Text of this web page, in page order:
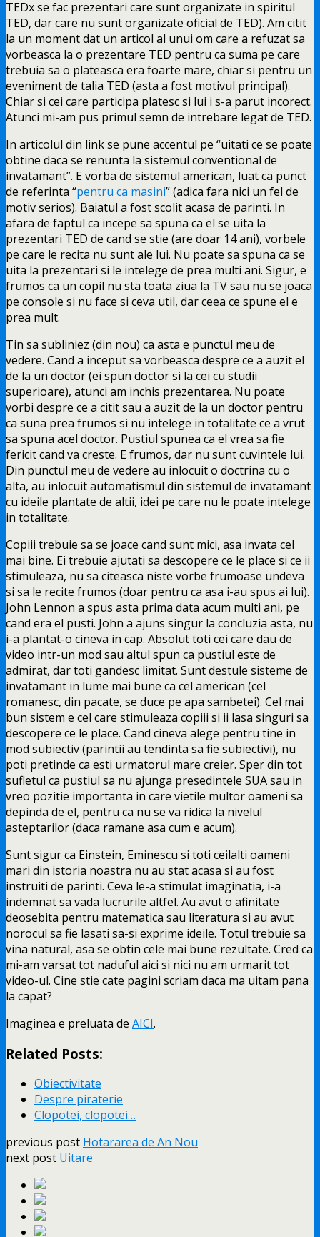
TEDx se fac prezentari care sunt organizate in spiritul
TED, dar care nu sunt organizate oficial de TED). Am citit
la un moment dat un articol al unui om care a refuzat sa
vorbeasca la o prezentare TED pentru ca suma pe care
trebuia sa o plateasca era foarte mare, chiar si pentru un
eveniment de talia TED (asta a fost motivul principal).
Chiar si cei care participa platesc si lui i s-a parut incorect.
Atunci mi-am pus primul semn de intrebare legat de TED.
In articolul din link se pune accentul pe “uitati ce se poate
obtine daca se renunta la sistemul conventional de
invatamant”. E vorba de sistemul american, luat ca punct
de referinta “pentru ca masini” (adica fara nici un fel de
motiv serios). Baiatul a fost scolit acasa de parinti. In
afara de faptul ca incepe sa spuna ca el se uita la
prezentari TED de cand se stie (are doar 14 ani), vorbele
pe care le recita nu sunt ale lui. Nu poate sa spuna ca se
uita la prezentari si le intelege de prea multi ani. Sigur, e
frumos ca un copil nu sta toata ziua la TV sau nu se joaca
pe console si nu face si ceva util, dar ceea ce spune el e
prea mult.
Tin sa subliniez (din nou) ca asta e punctul meu de
vedere. Cand a inceput sa vorbeasca despre ce a auzit el
de la un doctor (ei spun doctor si la cei cu studii
superioare), atunci am inchis prezentarea. Nu poate
vorbi despre ce a citit sau a auzit de la un doctor pentru
ca suna prea frumos si nu intelege in totalitate ce a vrut
sa spuna acel doctor. Pustiul spunea ca el vrea sa fie
fericit cand va creste. E frumos, dar nu sunt cuvintele lui.
Din punctul meu de vedere au inlocuit o doctrina cu o
alta, au inlocuit automatismul din sistemul de invatamant
cu ideile plantate de altii, idei pe care nu le poate intelege
in totalitate.
Copiii trebuie sa se joace cand sunt mici, asa invata cel
mai bine. Ei trebuie ajutati sa descopere ce le place si ce ii
stimuleaza, nu sa citeasca niste vorbe frumoase undeva
si sa le recite frumos (doar pentru ca asa i-au spus ai lui).
John Lennon a spus asta prima data acum multi ani, pe
cand era el pusti. John a ajuns singur la concluzia asta, nu
i-a plantat-o cineva in cap. Absolut toti cei care dau de
video intr-un mod sau altul spun ca pustiul este de
admirat, dar toti gandesc limitat. Sunt destule sisteme de
invatamant in lume mai bune ca cel american (cel
romanesc, din pacate, se duce pe apa sambetei). Cel mai
bun sistem e cel care stimuleaza copiii si ii lasa singuri sa
descopere ce le place. Cand cineva alege pentru tine in
mod subiectiv (parintii au tendinta sa fie subiectivi), nu
poti pretinde ca esti urmatorul mare creier. Sper din tot
sufletul ca pustiul sa nu ajunga presedintele SUA sau in
vreo pozitie importanta in care vietile multor oameni sa
depinda de el, pentru ca nu se va ridica la nivelul
asteptarilor (daca ramane asa cum e acum).
Sunt sigur ca Einstein, Eminescu si toti ceilalti oameni
mari din istoria noastra nu au stat acasa si au fost
instruiti de parinti. Ceva le-a stimulat imaginatia, i-a
indemnat sa vada lucrurile altfel. Au avut o afinitate
deosebita pentru matematica sau literatura si au avut
norocul sa fie lasati sa-si exprime ideile. Totul trebuie sa
vina natural, asa se obtin cele mai bune rezultate. Cred ca
mi-am varsat tot naduful aici si nici nu am urmarit tot
video-ul. Cine stie cate pagini scriam daca ma uitam pana
la capat?
Imaginea e preluata de AICI.
Related Posts:
Obiectivitate
Despre piraterie
Clopotei, clopotei…
previous post Hotararea de An Nou
next post Uitare